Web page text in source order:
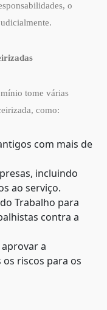
o
tome várias
como:
com mais de
incluindo
ao serviço.
Trabalho para
contra a
a
riscos para os